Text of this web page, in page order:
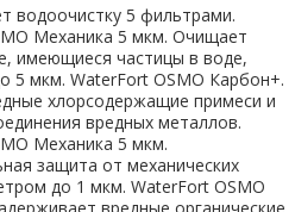
водоочистку 5 фильтрами.
Механика 5 мкм. Очищает
имеющиеся частицы в воде,
5 мкм. WaterFort OSMO Карбон+.
хлорсодержащие примеси и
вредных металлов.
Механика 5 мкм.
защита от механических
до 1 мкм. WaterFort OSMO